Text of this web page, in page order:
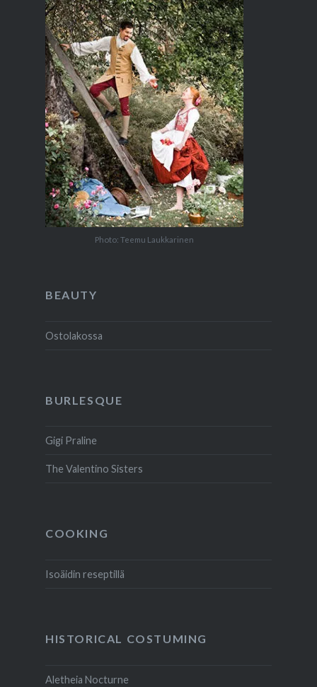
Photo: Teemu Laukkarinen
BEAUTY
Ostolakossa
BURLESQUE
Gigi Praline
The Valentino Sisters
COOKING
Isoäidin reseptillä
HISTORICAL COSTUMING
Aletheia Nocturne